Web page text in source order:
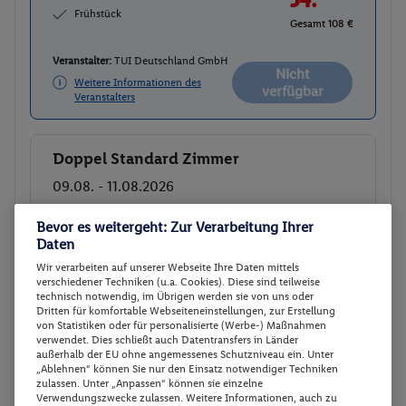
Frühstück
Gesamt 108 €
Veranstalter: TUI Deutschland GmbH
Weitere Informationen des
Veranstalters
Nicht
verfügbar
Buchen
Doppel Standard Zimmer
09.08. - 11.08.2026
Doppel Standard Zimmer
p.P.
Gesamt 106 €
Veranstalter:TUI Deutschland GmbH
Weitere Informationen des
Veranstalters
Buchen
Bevor es weitergeht: Zur Verarbeitung Ihrer
Daten
Wir verarbeiten auf unserer Webseite Ihre Daten mittels
verschiedener Techniken (u.a. Cookies). Diese sind teilweise
technisch notwendig, im Übrigen werden sie von uns oder
Dritten für komfortable Webseiteneinstellungen, zur Erstellung
von Statistiken oder für personalisierte (Werbe-) Maßnahmen
verwendet. Dies schließt auch Datentransfers in Länder
außerhalb der EU ohne angemessenes Schutzniveau ein. Unter
„Ablehnen“ können Sie nur den Einsatz notwendiger Techniken
zulassen. Unter „Anpassen“ können sie einzelne
Verwendungszwecke zulassen. Weitere Informationen, auch zu